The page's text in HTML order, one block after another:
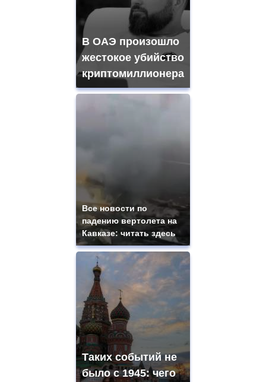
В ОАЭ произошло
жестокое убийство
криптомиллионера
Все новости по
падению вертолета на
Кавказе: читать здесь
Таких событий не
было с 1945: чего